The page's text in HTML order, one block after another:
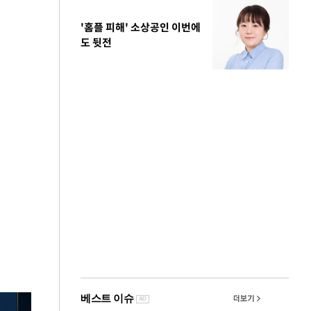
'홈플 피해' 소상공인 이번에
도 뒷전